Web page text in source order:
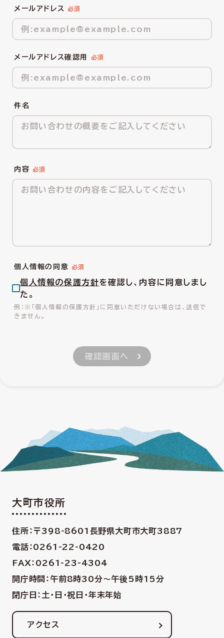
メールアドレス
メールアドレス確認用
件名
内容
個人情報の同意
個人情報の保護方針を確認し、内容に同意しまし
た。
※「個人情報の保護方針」に同意いただけない場合は、送信で
きません。
大町市役所
住所：〒398-8601 長野県大町市大町3887
電話：0261-22-0420
FAX：0261-23-4304
開庁時間：午前8時30分〜午後5時15分
閉庁日：土・日・祝日・年末年始
アクセス